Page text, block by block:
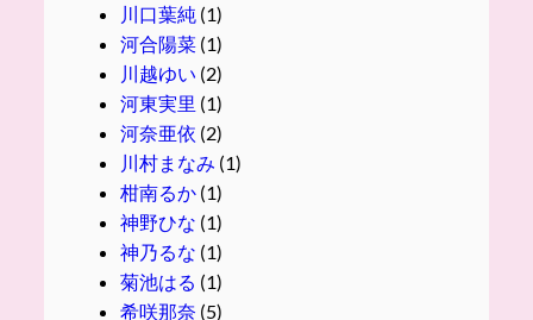
川口葉純 (1)
河合陽菜(1)
川越ゆい (2)
河東実里 (1)
河奈亜依 (2)
川村まなみ (1)
柑南るか(1)
神野ひな (1)
神乃るな (1)
菊池はる (1)
希咲那奈 (5)